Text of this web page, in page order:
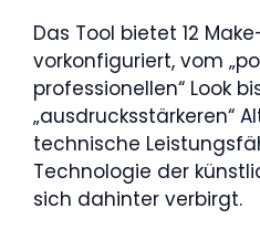
Das Tool bietet 12
vorkonfiguriert, vom
professionellen“ Look
„ausdrucksstärkeren“
technische
Technologie der
sich dahinter verbirgt.